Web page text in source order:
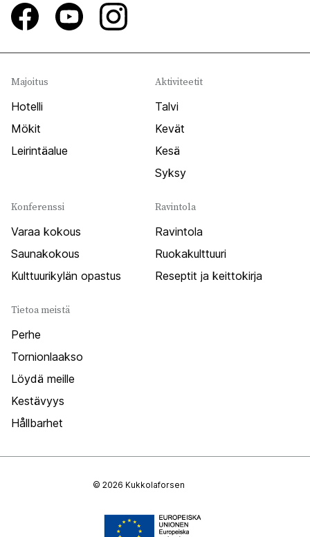
Majoitus
Hotelli
Mökit
Leirintäalue
Aktiviteetit
Talvi
Kevät
Kesä
Syksy
Konferenssi
Varaa kokous
Saunakokous
Kulttuurikylän opastus
Ravintola
Ravintola
Ruokakulttuuri
Reseptit ja keittokirja
Tietoa meistä
Perhe
Tornionlaakso
Löydä meille
Kestävyys
Hållbarhet
© 2026 Kukkolaforsen